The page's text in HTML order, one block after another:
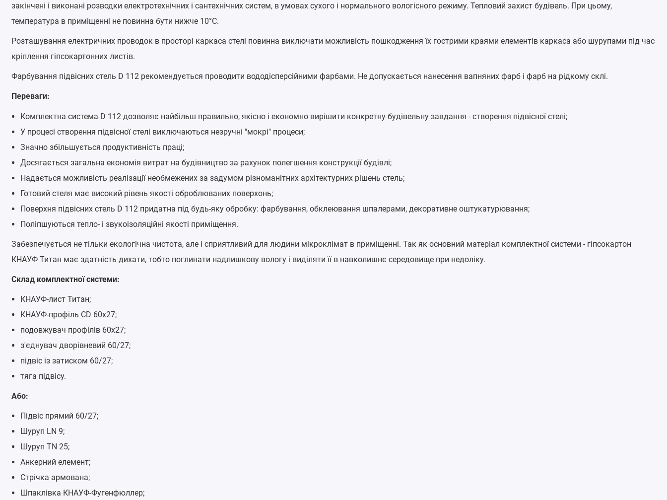
закінчені і виконані розводки електротехнічних і сантехнічних систем, в умовах сухого і нормального вологісного режиму. Тепловий захист будівель. При цьому,
температура в приміщенні не повинна бути нижче 10°С.
Розташування електричних проводок в просторі каркаса стелі повинна виключати можливість пошкодження їх гострими краями елементів каркаса або шурупами під час
кріплення гіпсокартонних листів.
Фарбування підвісних стель D 112 рекомендується проводити вододісперсійними фарбами. Не допускається нанесення вапняних фарб і фарб на рідкому склі.
Переваги:
Комплектна система D 112 дозволяє найбільш правильно, якісно і економно вирішити конкретну будівельну завдання - створення підвісної стелі;
У процесі створення підвісної стелі виключаються незручні "мокрі" процеси;
Значно збільшується продуктивність праці;
Досягається загальна економія витрат на будівництво за рахунок полегшення конструкції будівлі;
Надається можливість реалізації необмежених за задумом різноманітних архітектурних рішень стель;
Готовий стеля має високий рівень якості оброблюваних поверхонь;
Поверхня підвісних стель D 112 придатна під будь-яку обробку: фарбування, обклеювання шпалерами, декоративне оштукатурювання;
Поліпшуються тепло- і звукоізоляційні якості приміщення.
Забезпечується не тільки екологічна чистота, але і сприятливий для людини мікроклімат в приміщенні. Так як основний матеріал комплектної системи - гіпсокартон
КНАУФ Титан має здатність дихати, тобто поглинати надлишкову вологу і виділяти її в навколишнє середовище при недоліку.
Склад комплектної системи:
КНАУФ-лист Титан;
КНАУФ-профіль CD 60x27;
подовжувач профілів 60x27;
з'єднувач дворівневий 60/27;
підвіс із затиском 60/27;
тяга підвісу.
Або:
Підвіс прямий 60/27;
Шуруп LN 9;
Шуруп TN 25;
Анкерний елемент;
Стрічка армована;
Шпаклівка КНАУФ-Фугенфюллер;